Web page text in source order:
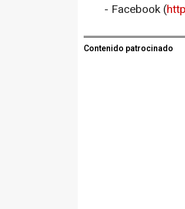
- Facebook (
Contenido patrocinado